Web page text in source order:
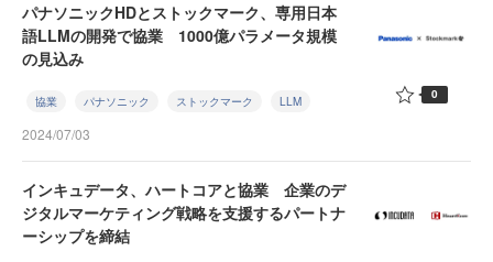
パナソニックHDとストックマーク、専用日本
語LLMの開発で協業 1000億パラメータ規模
の見込み
協業 パナソニック ストックマーク LLM
2024/07/03
0
インキュデータ、ハートコアと協業 企業のデ
ジタルマーケティング戦略を支援するパートナ
ーシップを締結